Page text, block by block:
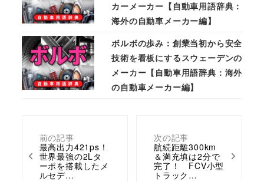
前の記事
最高出力421ps！
世界最強の2Lタ
ーボを搭載したメ
ルセデ…
次の記事
航続距離300km
＆満充填は2分で
完了！ FCV小型
トラック…
カーメーカー【自動車用語辞典：
海外の自動車メーカー編】
ボルボの歩み：創業当初から安全
技術を看板にするスウェーデンの
メーカー【自動車用語辞典：海外
の自動車メーカー編】